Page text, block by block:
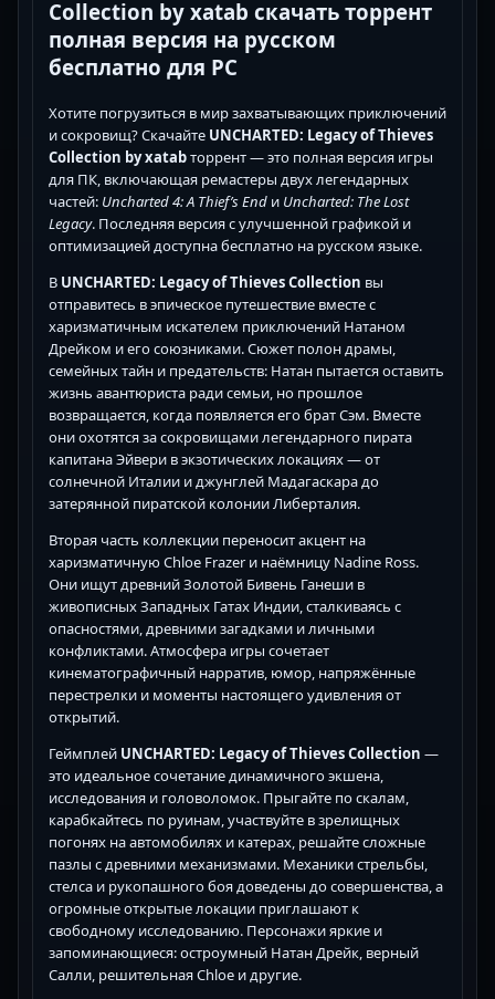
Collection by xatab скачать торрент
полная версия на русском
бесплатно для PC
Хотите погрузиться в мир захватывающих приключений
и сокровищ? Скачайте UNCHARTED: Legacy of Thieves
Collection by xatabторрент — это полная версия игры
для ПК, включающая ремастеры двух легендарных
частей: Uncharted 4: A Thief’s End и Uncharted: The Lost
Legacy. Последняя версия с улучшенной графикой и
оптимизацией доступна бесплатно на русском языке.
В UNCHARTED: Legacy of Thieves Collection вы
отправитесь в эпическое путешествие вместе с
харизматичным искателем приключений Натаном
Дрейком и его союзниками. Сюжет полон драмы,
семейных тайн и предательств: Натан пытается оставить
жизнь авантюриста ради семьи, но прошлое
возвращается, когда появляется его брат Сэм. Вместе
они охотятся за сокровищами легендарного пирата
капитана Эйвери в экзотических локациях — от
солнечной Италии и джунглей Мадагаскара до
затерянной пиратской колонии Либерталия.
Вторая часть коллекции переносит акцент на
харизматичную Chloe Frazer и наёмницу Nadine Ross.
Они ищут древний Золотой Бивень Ганеши в
живописных Западных Гатах Индии, сталкиваясь с
опасностями, древними загадками и личными
конфликтами. Атмосфера игры сочетает
кинематографичный нарратив, юмор, напряжённые
перестрелки и моменты настоящего удивления от
открытий.
Геймплей UNCHARTED: Legacy of Thieves Collection —
это идеальное сочетание динамичного экшена,
исследования и головоломок. Прыгайте по скалам,
карабкайтесь по руинам, участвуйте в зрелищных
погонях на автомобилях и катерах, решайте сложные
пазлы с древними механизмами. Механики стрельбы,
стелса и рукопашного боя доведены до совершенства, а
огромные открытые локации приглашают к
свободному исследованию. Персонажи яркие и
запоминающиеся: остроумный Натан Дрейк, верный
Салли, решительная Chloe и другие.